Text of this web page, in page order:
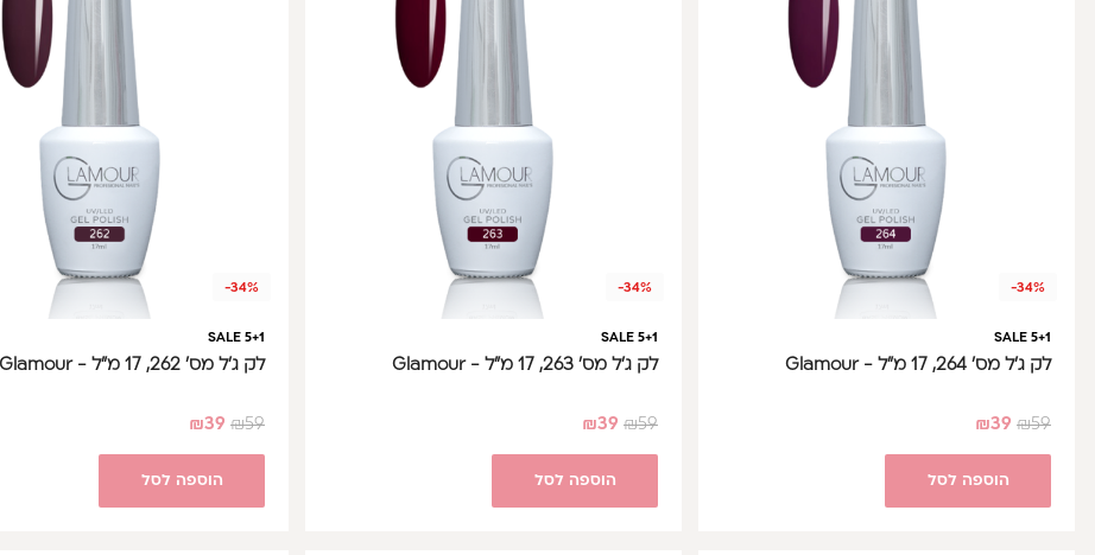
-34%
SALE 5+1
לק ג'ל מס' 264, 17 מ"ל - Glamour
₪59
₪39
הוספה לסל
-34%
SALE 5+1
לק ג'ל מס' 263, 17 מ"ל - Glamour
₪59
₪39
הוספה לסל
-34%
SALE 5+1
לק ג'ל מס' 262, 17 מ"ל - Glamour
₪59
₪39
הוספה לסל